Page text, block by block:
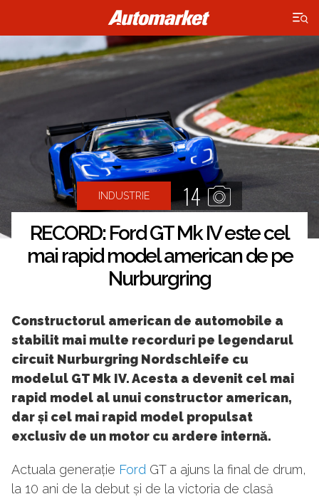
×
INDUSTRIE 14
RECORD: Ford GT Mk IV este cel
mai rapid model american de pe
Nurburgring
Constructorul american de automobile a
stabilit mai multe recorduri pe legendarul
circuit Nurburgring Nordschleife cu
modelul GT Mk IV. Acesta a devenit cel mai
rapid model al unui constructor american,
dar și cel mai rapid model propulsat
exclusiv de un motor cu ardere internă.
Actuala generație Ford GT a ajuns la final de drum,
la 10 ani de la debut și de la victoria de clasă